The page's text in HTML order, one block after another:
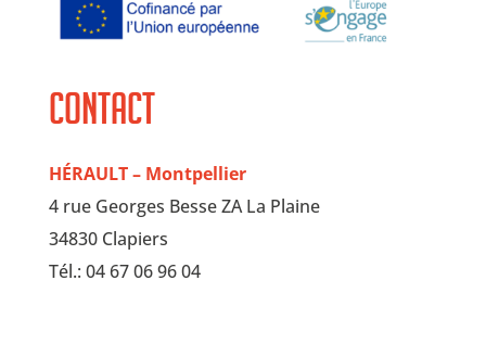
Contact
HÉRAULT – Montpellier
4 rue Georges Besse ZA La Plaine
34830 Clapiers
Tél.: 04 67 06 96 04